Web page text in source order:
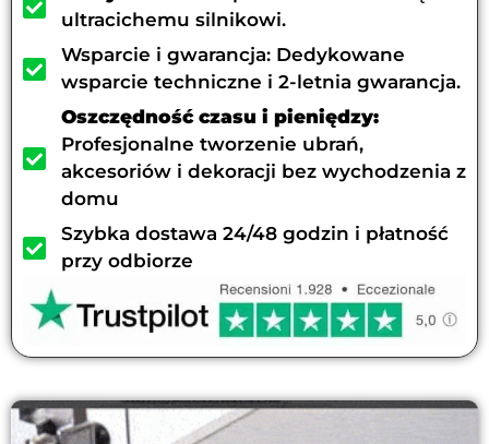
ultracichemu silnikowi.
Wsparcie i gwarancja: Dedykowane
wsparcie techniczne i 2-letnia gwarancja.
Oszczędność czasu i pieniędzy:
Profesjonalne tworzenie ubrań,
akcesoriów i dekoracji bez wychodzenia z
domu
Szybka dostawa 24/48 godzin i płatność
przy odbiorze